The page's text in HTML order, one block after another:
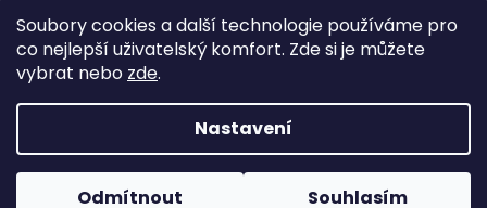
Soubory cookies a další technologie používáme pro
co nejlepší uživatelský komfort. Zde si je můžete
vybrat nebo zde.
Nastavení
Odmítnout Souhlasím
air-cool
Vytvořil Shoptet
Copyright 2026Klimatizace do bytu a firem. Všechna
práva vyhrazena.